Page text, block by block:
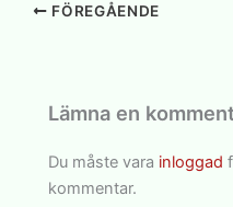
FÖREGÅENDE
Lämna en
Du måste vara inloggad
kommentar.